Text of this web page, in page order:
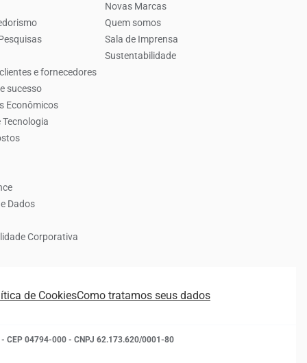
e fornecedores
sucesso
Econômicos
Tecnologia
Dados
Corporativa
Novas Marcas
Quem somos
Sala de Imprensa
Sustentabilidade
de CookiesComo tratamos seus dados
- CEP 04794-000 - CNPJ 62.173.620/0001-80